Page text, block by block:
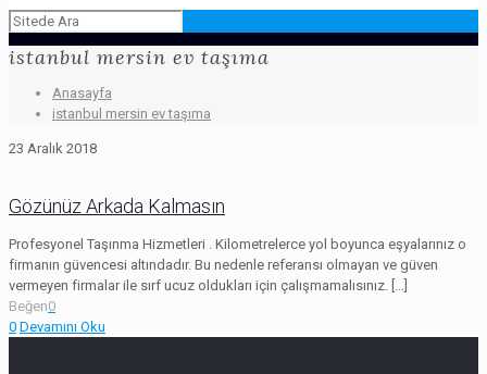
istanbul mersin ev taşıma
Anasayfa
istanbul mersin ev taşıma
23 Aralık 2018
Gözünüz Arkada Kalmasın
Profesyonel Taşınma Hizmetleri . Kilometrelerce yol boyunca eşyalarınız o
firmanın güvencesi altındadır. Bu nedenle referansı olmayan ve güven
vermeyen firmalar ile sırf ucuz oldukları için çalışmamalısınız.
Beğen0
0 Devamını Oku